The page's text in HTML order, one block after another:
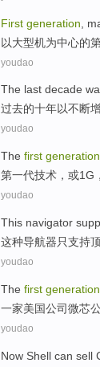
First generation
以大型机为中心的
youdao
The last decade
过去的十年以不断
youdao
The first generation
第一代技术 ， 或1G ，
youdao
This navigator
这种导航器只支持
youdao
The first generation
一家美国公司微芯
youdao
Now Shell can sell